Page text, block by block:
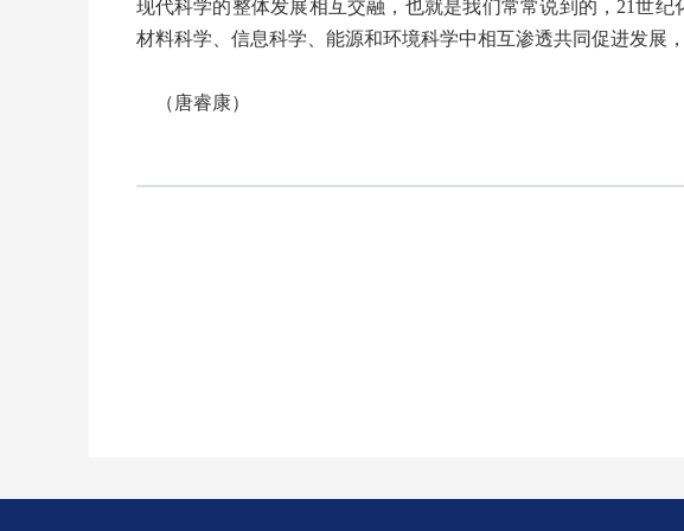
现代科学的整体发展相互交融，也就是我们常常说到的，21世
材料科学、信息科学、能源和环境科学中相互渗透共同促进发展
（唐睿康）